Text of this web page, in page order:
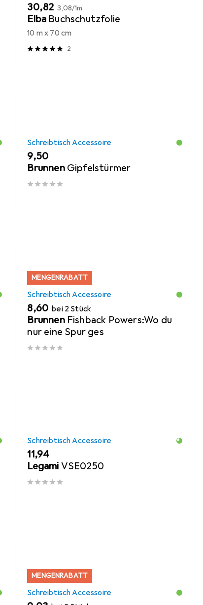
EUR
30,82 EUR
3,08/1m
Elba Buchschutzfolie
10 m x 70 cm
2
Schreibtisch Accessoire
EUR
9,50
Brunnen Gipfelstürmer
MENGENRABATT
Schreibtisch Accessoire
EUR
8,60 bei 2 Stück
Brunnen Fishback Powers:Wo du
nur eine Spur ges
Schreibtisch Accessoire
EUR
11,94
Legami VSE0250
MENGENRABATT
Schreibtisch Accessoire